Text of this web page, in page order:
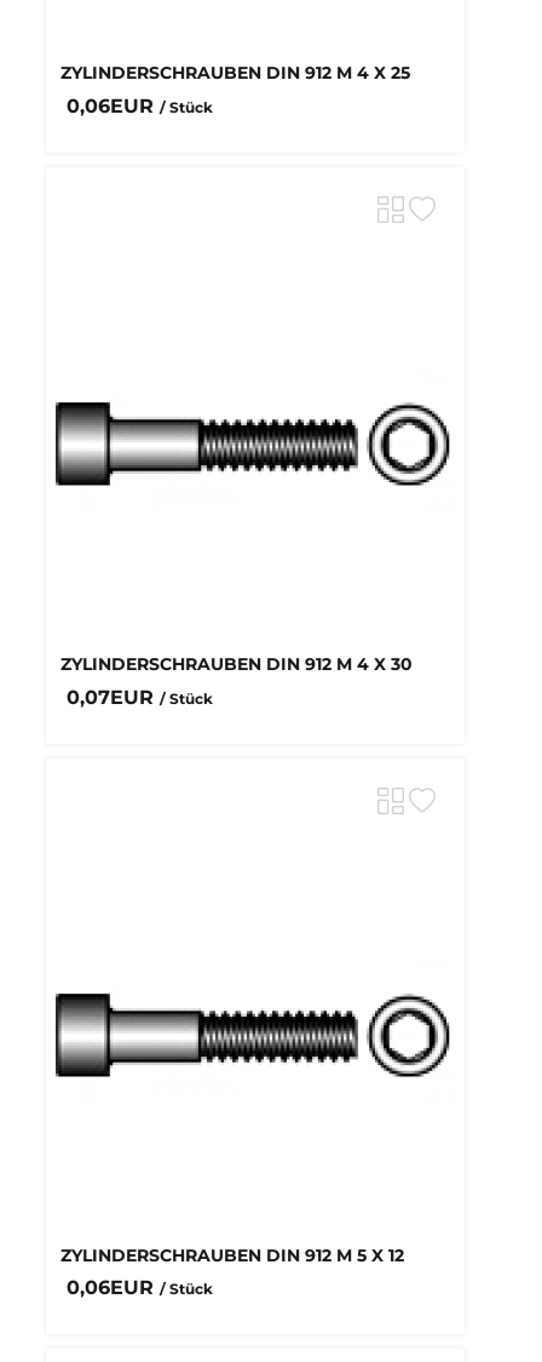
ZYLINDERSCHRAUBEN DIN 912 M 4 X 25
0,06EUR / Stück
ZYLINDERSCHRAUBEN DIN 912 M 4 X 30
0,07EUR / Stück
ZYLINDERSCHRAUBEN DIN 912 M 5 X 12
0,06EUR / Stück